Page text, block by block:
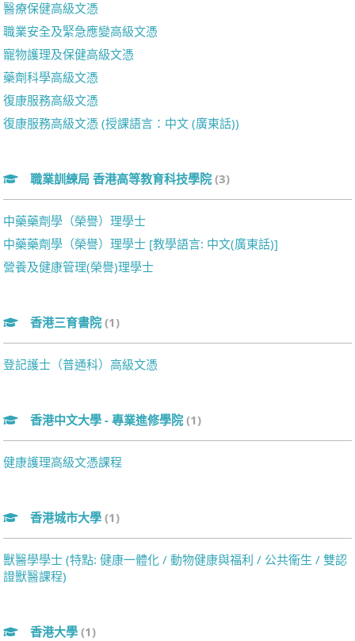
醫療保健高級文憑
職業安全及緊急應變高級文憑
寵物護理及保健高級文憑
藥劑科學高級文憑
復康服務高級文憑
復康服務高級文憑 (授課語言：中文 (廣東話))
職業訓練局 香港高等教育科技學院 (3)
中藥藥劑學（榮譽）理學士
中藥藥劑學（榮譽）理學士 [教學語言: 中文(廣東話)]
營養及健康管理(榮譽)理學士
香港三育書院 (1)
登記護士（普通科）高級文憑
香港中文大學 - 專業進修學院 (1)
健康護理高級文憑課程
香港城市大學 (1)
獸醫學學士 (特點: 健康一體化 / 動物健康與福利 / 公共衞生 / 雙認
證獸醫課程)
香港大學 (1)